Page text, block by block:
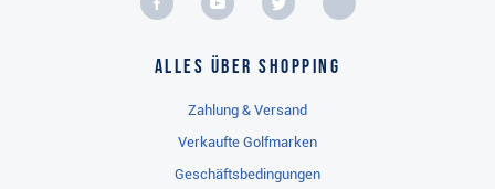
Alles über Shopping
Zahlung & Versand
Verkaufte Golfmarken
Geschäftsbedingungen